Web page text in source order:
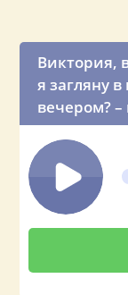
Виктория,
я загляну в
вечером?